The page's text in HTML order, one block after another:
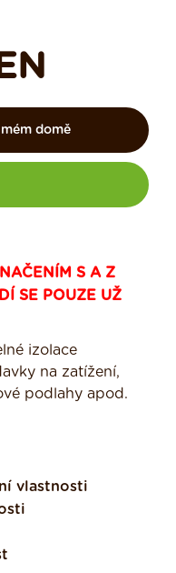
domě
S A Z
SE POUZE UŽ
izolace
na zatížení,
podlahy apod.
vlastnosti